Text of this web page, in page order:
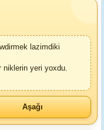
lazimdiki
niklerin yeri yoxdu.
Aşağı